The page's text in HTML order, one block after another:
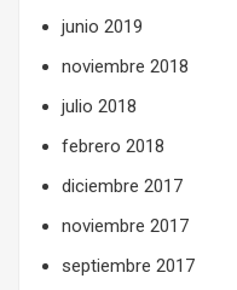
junio 2019
noviembre 2018
julio 2018
febrero 2018
diciembre 2017
noviembre 2017
septiembre 2017